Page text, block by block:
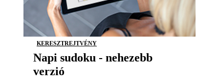
KERESZTREJTVÉNY
Napi sudoku - nehezebb
verzió